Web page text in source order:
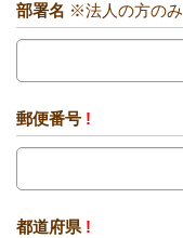
部署名 ※法人の方のみ
郵便番号 !
都道府県 !